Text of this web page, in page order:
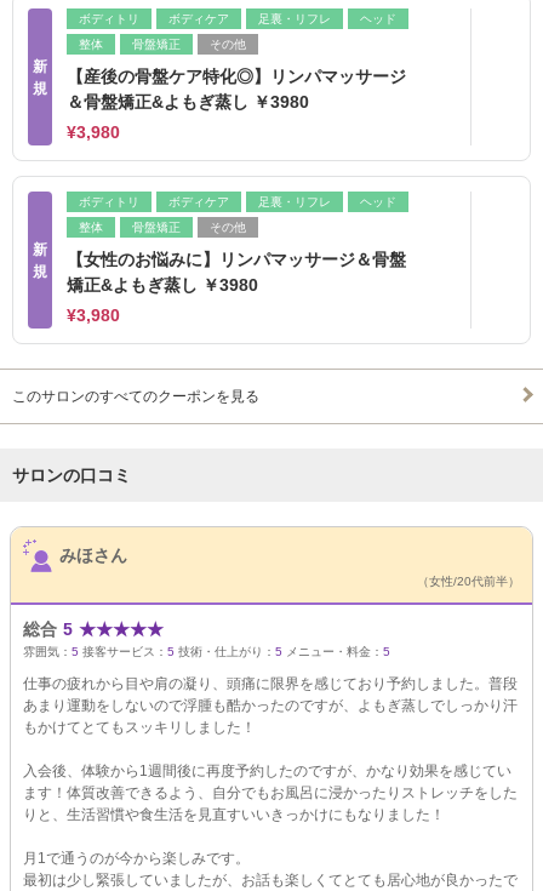
新
規
ボディトリ ボディケア 足裏・リフレ
ヘッド
整体
骨盤矯正 その他
【産後の骨盤ケア特化◎】リンパマッサージ
＆骨盤矯正&よもぎ蒸し ￥3980
¥3,980
新
規
ボディトリ ボディケア 足裏・リフレ
ヘッド
整体
骨盤矯正 その他
【女性のお悩みに】リンパマッサージ＆骨盤
矯正&よもぎ蒸し ￥3980
¥3,980
このサロンのすべてのクーポンを見る
サロンの口コミ
サロンPick Up
みほさん
（女性/20代前半）
総合 5 ★★★★★
雰囲気： 5 接客サービス： 5 技術・仕上がり： 5 メニュー・料金： 5
仕事の疲れから目や肩の凝り、頭痛に限界を感じており予約しました。普段
あまり運動をしないので浮腫も酷かったのですが、よもぎ蒸しでしっかり汗
もかけてとてもスッキリしました！
入会後、体験から1週間後に再度予約したのですが、かなり効果を感じてい
ます！体質改善できるよう、自分でもお風呂に浸かったりストレッチをした
りと、生活習慣や食生活を見直すいいきっかけにもなりました！
月1で通うのが今から楽しみです。
最初は少し緊張していましたが、お話も楽しくてとても居心地が良かったで